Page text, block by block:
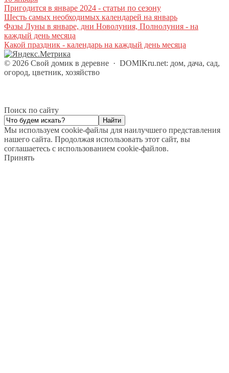
Пригодится в январе 2024 - статьи по сезону
Шесть самых необходимых календарей на январь
Фазы Луны в январе, дни Новолуния, Полнолуния - на
каждый день месяца
Какой праздник - календарь на каждый день месяца
© 2026 Свой домик в деревне · DOMIKru.net: дом, дача, сад,
огород, цветник, хозяйство
Поиск по сайту
Мы используем cookie-файлы для наилучшего представления
нашего сайта. Продолжая использовать этот сайт, вы
соглашаетесь с использованием cookie-файлов.
Принять